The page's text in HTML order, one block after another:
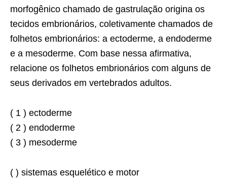
morfogênico chamado de gastrulação origina os
tecidos embrionários, coletivamente chamados de
folhetos embrionários: a ectoderme, a endoderme
e a mesoderme. Com base nessa afirmativa,
relacione os folhetos embrionários com alguns de
seus derivados em vertebrados adultos.
( 1 ) ectoderme
( 2 ) endoderme
( 3 ) mesoderme
( ) sistemas esquelético e motor